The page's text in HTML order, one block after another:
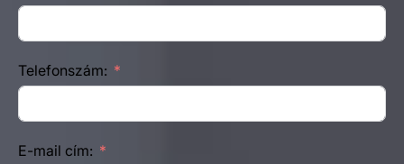
Telefonszám:
E-mail cím: